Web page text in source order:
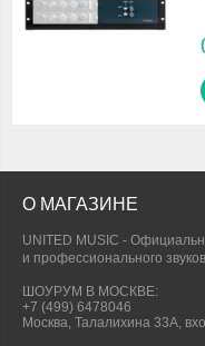
О МАГАЗИНЕ
UNITED MUSIC -
и профессионального
ШОУРУМ В МОСКВЕ:
+7 (499) 6478046
Москва, Талалихина 33А,